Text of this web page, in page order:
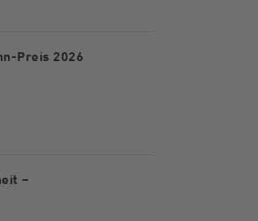
Preis 2026
–